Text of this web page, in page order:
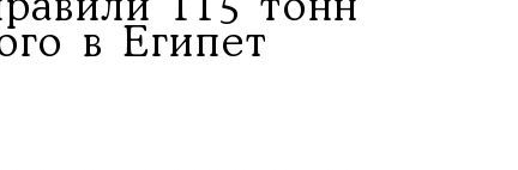
115 тонн
в Египет